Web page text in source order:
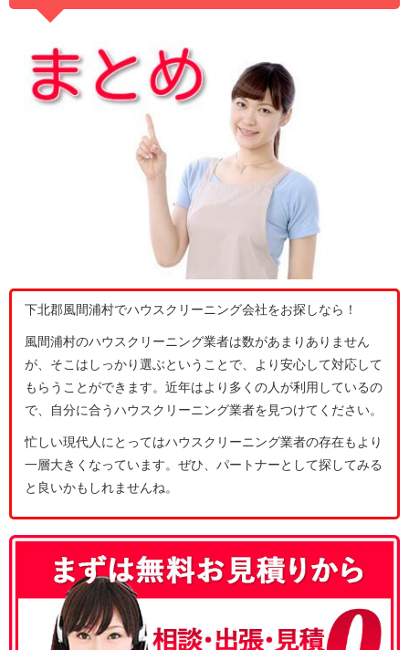
下北郡風間浦村でハウスクリーニング会社をお探しなら！
風間浦村のハウスクリーニング業者は数があまりありません
が、そこはしっかり選ぶということで、より安心して対応して
もらうことができます。近年はより多くの人が利用しているの
で、自分に合うハウスクリーニング業者を見つけてください。
忙しい現代人にとってはハウスクリーニング業者の存在もより
一層大きくなっています。ぜひ、パートナーとして探してみる
と良いかもしれませんね。